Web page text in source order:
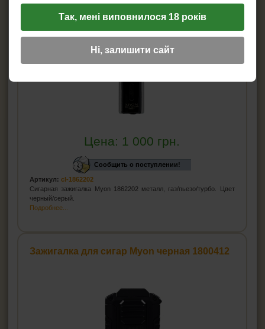
Цена: 1 000 грн.
Сообщить о поступлении!
Артикул: cl-1862202
Сигарная зажигалка Myon 1862202 металл, газ/пьезо/турбо. Цвет
черный/серый.
Подробнее...
Зажигалка для сигар Myon черная 1800412
Так, мені виповнилося 18 років
Ні, залишити сайт